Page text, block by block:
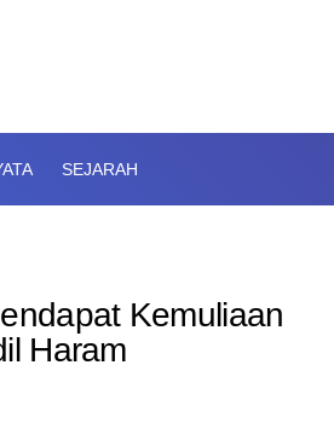
SEJARAH
Kemuliaan
Haram